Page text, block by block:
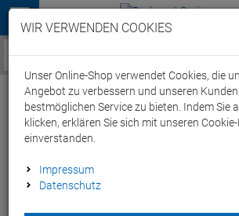
Menü
Scott Addict 20 Rennrad - 52/S
green/light grey
WIR VERWENDEN COOKIES
Unser Online-Shop verwendet Cookies, die
Angebot zu verbessern und unseren
bestmöglichen Service zu bieten. Indem Sie
klicken, erklären Sie sich mit unseren
einverstanden.
Impressum
Datenschutz